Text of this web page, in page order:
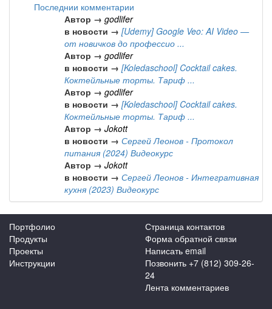
Последнии комментарии
Автор → godlifer
в новости → [Udemy] Google Veo: AI Video —
от новичков до профессио ...
Автор → godlifer
в новости → [Koledaschool] Cocktail cakes.
Коктейльные торты. Тариф ...
Автор → godlifer
в новости → [Koledaschool] Cocktail cakes.
Коктейльные торты. Тариф ...
Автор → Jokott
в новости → Сергей Леонов - Протокол
питания (2024) Видеокурс
Автор → Jokott
в новости → Сергей Леонов - Интегративная
кухня (2023) Видеокурс
Портфолио
Продукты
Проекты
Инструкции
Страница контактов
Форма обратной связи
Написать email
Позвонить +7 (812) 309-26-
24
Лента комментариев